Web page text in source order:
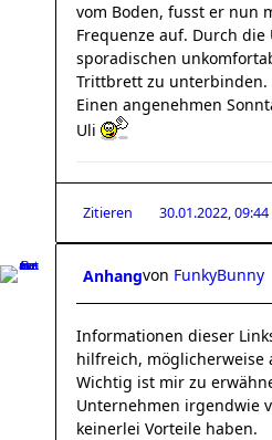
vom Boden, fusst er nun
Frequenze auf. Durch
sporadischen
Trittbrett zu unterbinden.
Einen angenehmen
Uli
Zitieren 30.01.2022, 09:44
Anhangvon FunkyBunny
Informationen dieser
hilfreich, möglicherweise
Wichtig ist mir zu
Unternehmen irgendwie
keinerlei Vorteile haben.